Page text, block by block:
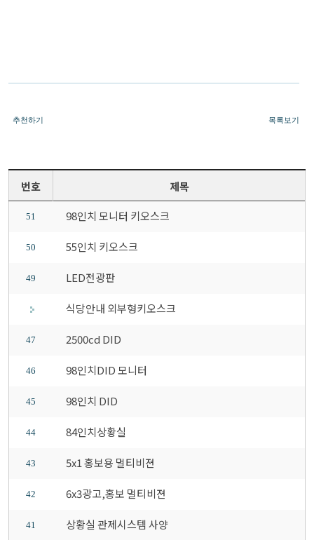
추천하기 목록보기
번호 제목
51 98인치 모니터 키오스크
50 55인치 키오스크
49 LED전광판
식당안내 외부형키오스크
47 2500cd DID
46 98인치DID 모니터
45 98인치 DID
44 84인치상황실
43 5x1 홍보용 멀티비젼
42 6x3광고,홍보 멀티비젼
41 상황실 관제시스템 사양